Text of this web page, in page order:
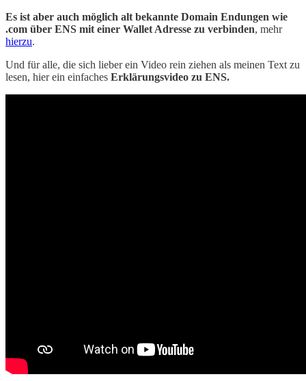
Es ist aber auch möglich alt bekannte Domain Endungen wie
.com über ENS mit einer Wallet Adresse zu verbinden, mehr
hierzu.
Und für alle, die sich lieber ein Video rein ziehen als meinen Text zu
lesen, hier ein einfaches Erklärungsvideo zu ENS.